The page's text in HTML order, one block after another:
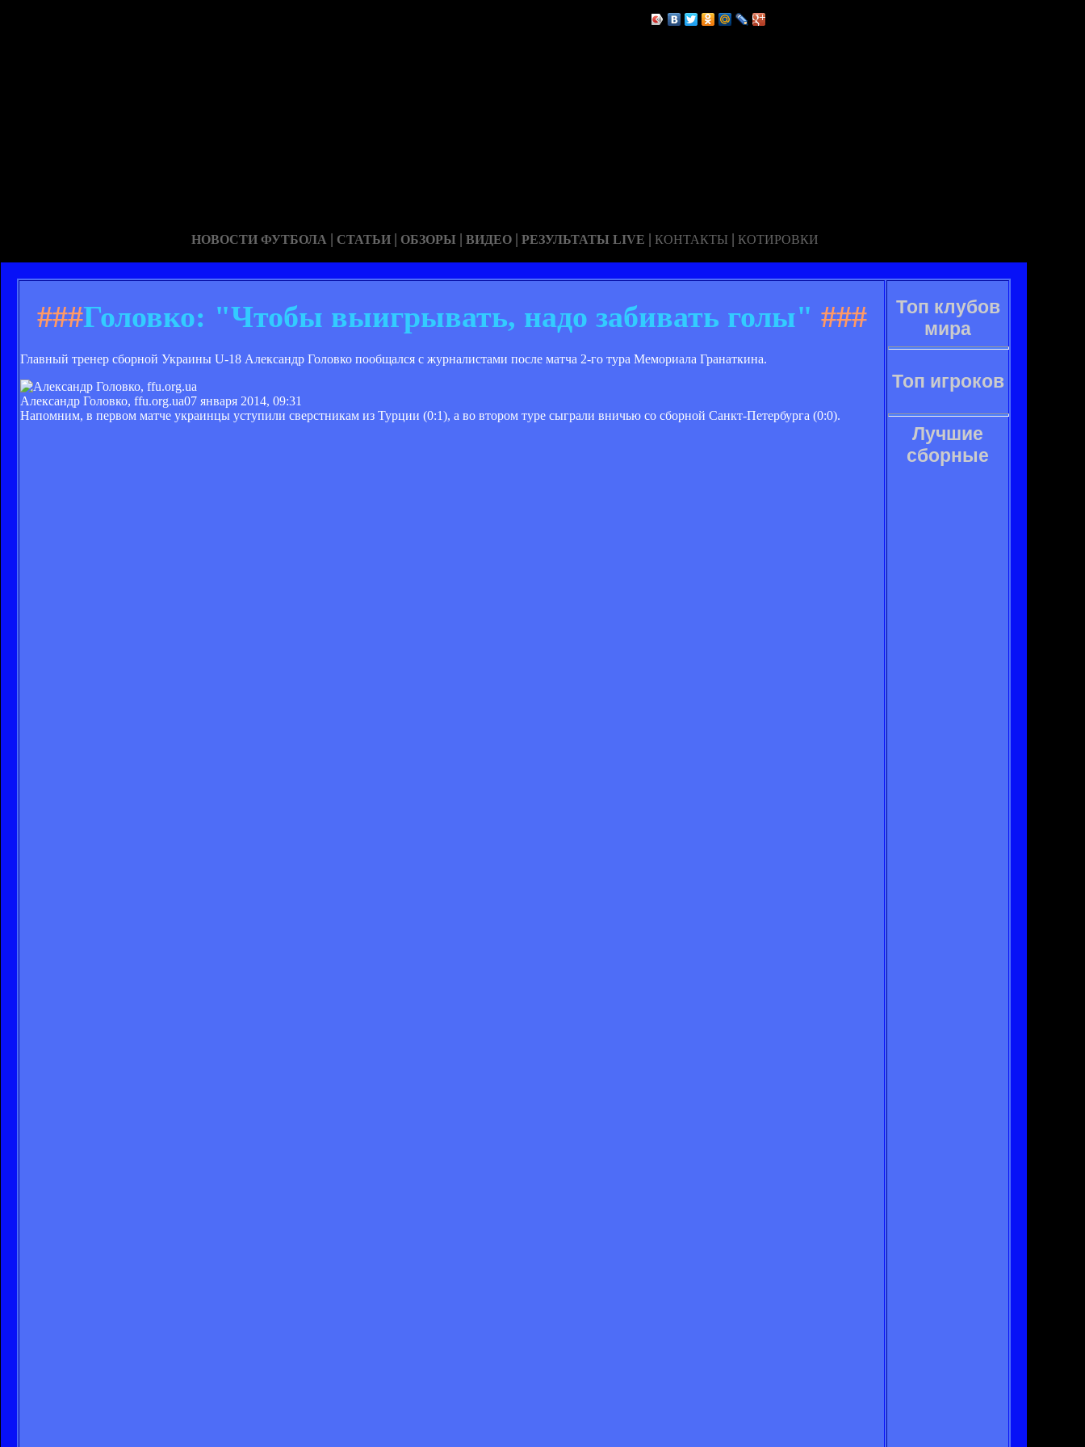
НОВОСТИ ФУТБОЛА | СТАТЬИ | ОБЗОРЫ | ВИДЕО | РЕЗУЛЬТАТЫ LIVE | КОНТАКТЫ | КОТИРОВКИ
###Головко: "Чтобы выигрывать, надо забивать голы" ###
Главный тренер сборной Украины U-18 Александр Головко пообщался с журналистами после матча 2-го тура Мемориала Гранаткина.
Александр Головко, ffu.org.ua07 января 2014, 09:31
Напомним, в первом матче украинцы уступили сверстникам из Турции (0:1), а во втором туре сыграли вничью со сборной Санкт-Петербурга (0:0).
Топ клубов
мира
Топ игроков
Лучшие
сборные